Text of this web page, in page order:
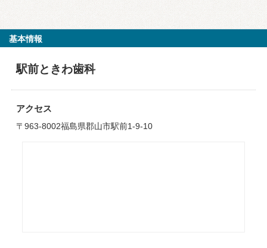
基本情報
駅前ときわ歯科
アクセス
〒963-8002福島県郡山市駅前1-9-10